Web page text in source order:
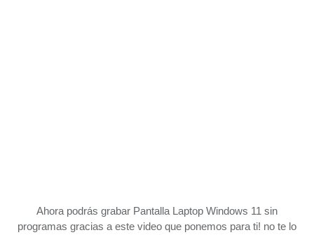
Ahora podrás grabar Pantalla Laptop Windows 11 sin
programas gracias a este video que ponemos para ti! no te lo